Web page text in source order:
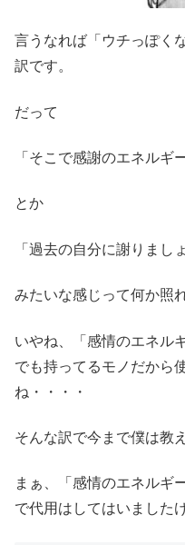
言うなれば「ウチっぽく
訳です。
だって
「そこで感謝のエネルギ
とか
「過去の自分に謝りまし
みたいな感じって何か照
いやね、「感情のエネル
でも持ってるモノだから
ね・・・・
そんな訳で今まで僕は教
まぁ、「感情のエネルギ
で代用はしてはいました